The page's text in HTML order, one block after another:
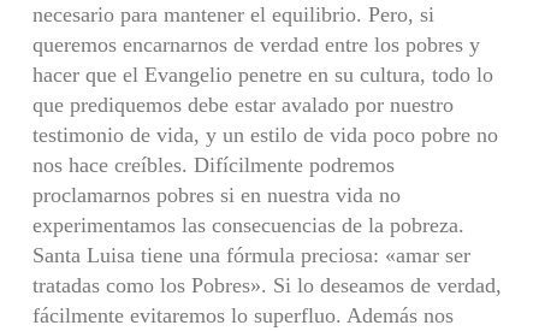
necesario para mantener el equilibrio. Pero, si
queremos encarnarnos de verdad entre los pobres y
hacer que el Evangelio penetre en su cultura, todo lo
que prediquemos debe estar avalado por nuestro
testimonio de vida, y un estilo de vida poco pobre no
nos hace creíbles. Difícilmente podremos
proclamarnos pobres si en nuestra vida no
experimenta­mos las consecuencias de la pobreza.
Santa Luisa tiene una fórmula preciosa: «amar ser
tratadas como los Pobres». Si lo deseamos de verdad,
fácilmente evitaremos lo superfluo. Además nos